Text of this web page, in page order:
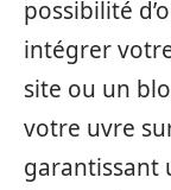
possibilité
intégrer
site ou un
votre uvre
garantissant